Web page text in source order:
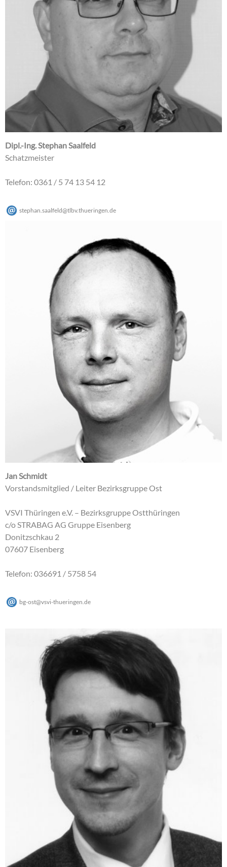
Dipl.-Ing. Stephan Saalfeld
Schatzmeister
Telefon: 0361 / 5 74 13 54 12
stephan.saalfeld@tlbv.thueringen.de
Jan Schmidt
Vorstandsmitglied / Leiter Bezirksgruppe Ost
VSVI Thüringen e.V. – Bezirksgruppe Ostthüringen
c/o STRABAG AG Gruppe Eisenberg
Donitzschkau 2
07607 Eisenberg
Telefon: 036691 / 5758 54
bg-ost@vsvi-thueringen de